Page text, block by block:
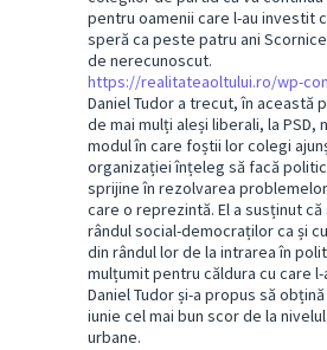
pentru oamenii care l-au investit
speră ca peste patru ani
de nerecunoscut.
https://realitateaoltului.ro/wp-
Daniel Tudor a trecut, în această
de mai mulți aleși liberali, la PSD,
modul în care foștii lor colegi
organizației înțeleg să facă
sprijine în rezolvarea
care o reprezintă. El a susținut că
rândul social-democraților ca și
din rândul lor de la intrarea în
mulțumit pentru căldura cu care l-
Daniel Tudor și-a propus să
iunie cel mai bun scor de la
urbane.